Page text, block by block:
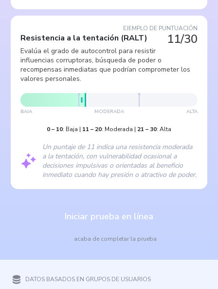
EJEMPLO DE PUNTUACIÓN
11/30
Resistencia a la tentación (RALT)
Evalúa el grado de autocontrol para resistir
influencias corruptoras, búsqueda de poder o
recompensas inmediatas que podrían comprometer los
valores personales.
BAJA MODERADA ALTA
0– 10: Baja | 11 – 20: Moderada | 21 – 30: Alta
Un puntaje de 11 indica una resistencia moderada
a la tentación, con vulnerabilidad ocasional a
decisiones impulsivas o orientadas al beneficio
inmediato cuando hay presión o atractivo de poder.
Iniciar prueba en línea
acaba de completar la prueba
DATOS BASADOS EN GRUPOS DE USUARIOS